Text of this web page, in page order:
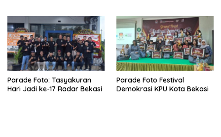
Parade Foto: Tasyakuran
Hari Jadi ke-17 Radar Bekasi
Parade Foto Festival
Demokrasi KPU Kota Bekasi